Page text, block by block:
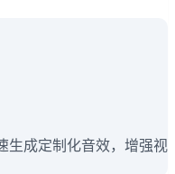
生成定制化音效，增强视